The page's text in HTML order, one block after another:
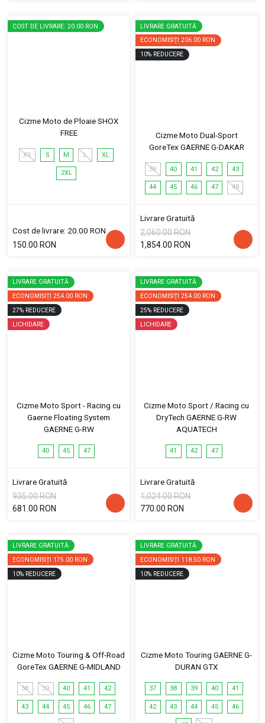
COST DE LIVRARE: 20.00 RON
Cizme Moto de Ploaie SHOX
FREE
XS S M L XL
2XL
Cost de livrare: 20.00 RON
150.00 RON
LIVRARE GRATUITĂ
ECONOMISIȚI 206.00 RON
10% REDUCERE
Cizme Moto Dual-Sport
GoreTex GAERNE G-DAKAR
39 40 41 42 43
44 45 46 47 48
Livrare Gratuită
2,060.00 RON
1,854.00 RON
LIVRARE GRATUITĂ
ECONOMISIȚI 254.00 RON
27% REDUCERE
LICHIDARE
Cizme Moto Sport - Racing cu
Gaerne Floating System
GAERNE G-RW
40 45 47
Livrare Gratuită
935.00 RON
681.00 RON
LIVRARE GRATUITĂ
ECONOMISIȚI 254.00 RON
25% REDUCERE
LICHIDARE
Cizme Moto Sport / Racing cu
DryTech GAERNE G-RW
AQUATECH
41 42 47
Livrare Gratuită
1,024.00 RON
770.00 RON
LIVRARE GRATUITĂ
ECONOMISIȚI 175.00 RON
10% REDUCERE
Cizme Moto Touring & Off-Road
GoreTex GAERNE G-MIDLAND
38 39 40 41 42
43 44 45 46 47
LIVRARE GRATUITĂ
ECONOMISIȚI 118.50 RON
10% REDUCERE
Cizme Moto Touring GAERNE G-
DURAN GTX
37 38 39 40 41
42 43 44 45 46